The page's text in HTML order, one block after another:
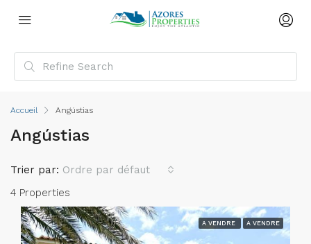
Accueil Angústias
Angústias
4 Properties
Trier par: Ordre par défaut
A VENDRE A VENDRE